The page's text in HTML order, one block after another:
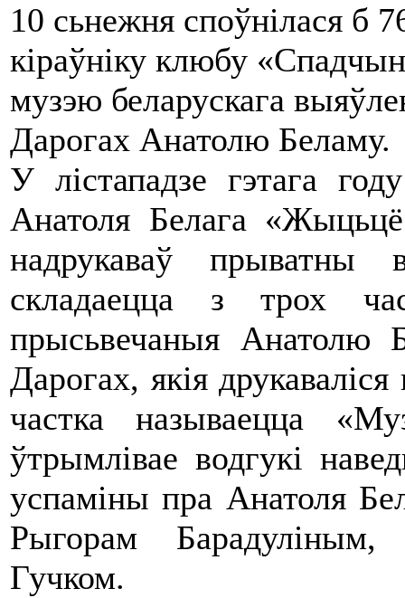
10 сьнежня споўнілася б
кіраўніку клюбу
музэю беларускага
Дарогах Анатолю Беламу.
У лістападзе гэтага
Анатоля Белага
надрукаваў прыватны
складаецца з трох
прысьвечаныя
Дарогах, якія
частка называецца
ўтрымлівае водгукі
успаміны пра Анатоля
Рыгорам
Гучком.